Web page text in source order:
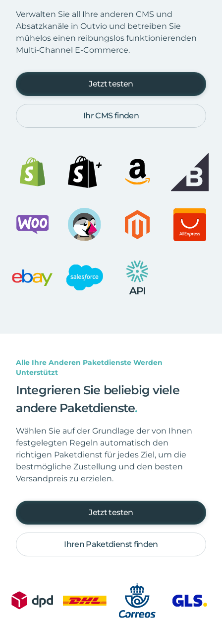
Verwalten Sie all Ihre anderen CMS und
Absatzkanäle in Outvio und betreiben Sie
mühelos einen reibungslos funktionierenden
Multi-Channel E-Commerce.
Jetzt testen
Ihr CMS finden
Alle Ihre Anderen Paketdienste Werden
Unterstützt
Integrieren Sie beliebig viele
andere Paketdienste.
Wählen Sie auf der Grundlage der von Ihnen
festgelegten Regeln automatisch den
richtigen Paketdienst für jedes Ziel, um die
bestmögliche Zustellung und den besten
Versandpreis zu erzielen.
Jetzt testen
Ihren Paketdienst finden